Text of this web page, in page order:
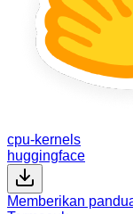
cpu-kernels
huggingface
Memberikan